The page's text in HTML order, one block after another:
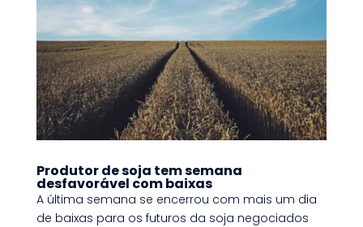
Produtor de soja tem semana
desfavorável com baixas
A última semana se encerrou com mais um dia
de baixas para os futuros da soja negociados